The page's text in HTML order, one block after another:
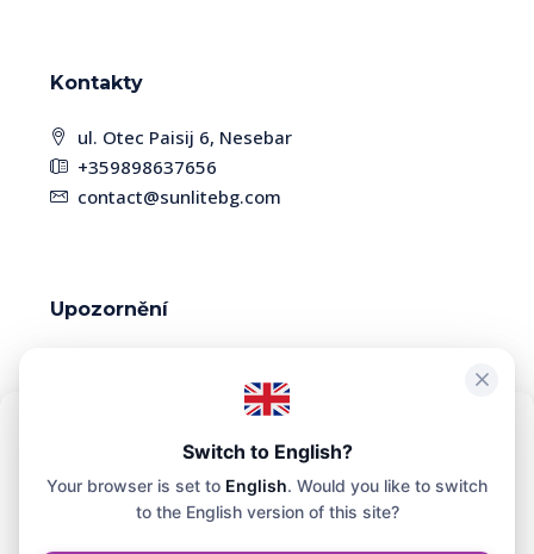
Abychom zajistili co největší pohodlí, používáme technologie, jako jsou
soubory cookie, k ukládání a/nebo přístupu k informacím o vašem
zařízení. Souhlas s těmito technologiemi nám umožní na tomto webu
zpracovávat údaje, jako je historie prohlížení nebo jedinečné
Kontakty
ul. Otec Paisij 6, Nesebar
+359898637656
contact@sunlitebg.com
Upozornění
některé nemovitosti již prodány. Dostupnost a
aktuálnost informací si prosím ověřte u manažera.
© SunliteBG - Všechna práva vyhrazena. Webové stránky
Switch to English?
Your browser is set to English. Would you like to switch
to the English version of this site?